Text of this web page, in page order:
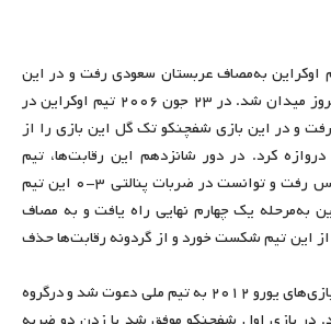
جون ۲۰۰۶، تیم اوکراین به‌مصاف عربستان سعودی رفت و در این
دیدار اوکراین ۴-۰ پیروز میدان شد. در ۲۳ جون ۲۰۰۶ تیم اوکراین در
و در این بازی شفچنکو تک گل این بازی را از
دروازه کرد. در دور شانزدهم این رقابت‌ها، تیم
اوکراین به‌مصاف سوئیس رفت و توانست در ضربات پنالتی ۳-۰ این تیم
به‌مرحله یک چهارم نهایی راه یافت و به مصاف
تیم ایتالیا رفت و ۳-۰ از این تیم شکست خورد و از گردونه رقابت‌ها حذف
در می ۲۰۱۲ وی برای بازی‌های یورو ۲۰۱۲ به تیم ملی دعوت شد و درگروه